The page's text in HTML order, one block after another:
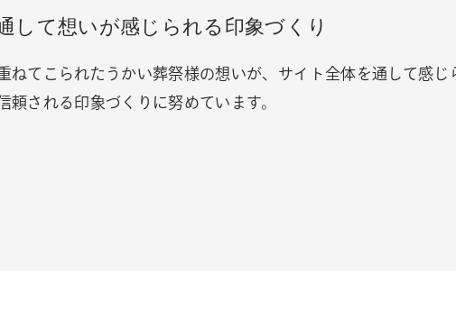
して想いが感じられる印象づくり
ねてこられたうかい葬祭様の想いが、サイト全体を通して感
頼される印象づくりに努めています。